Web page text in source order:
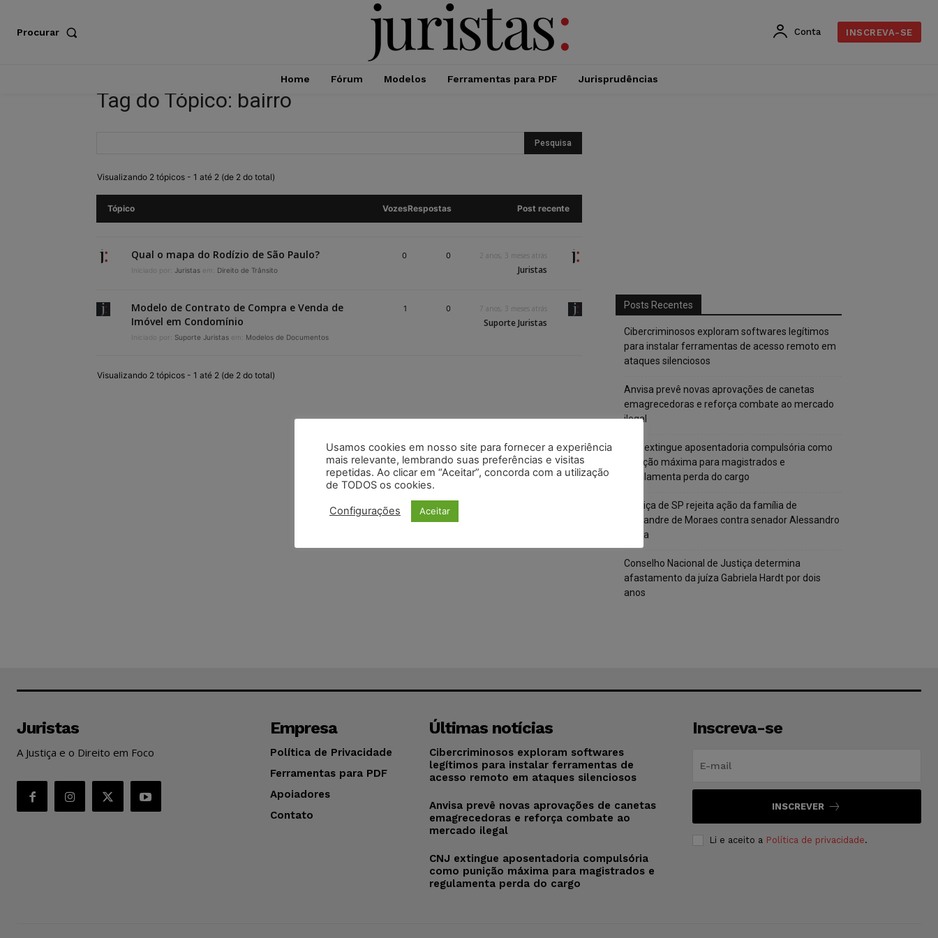
Procurar Conta INSCREVA-SE
Home Fórum Modelos Ferramentas para PDF Jurisprudências
Tag do Tópico: bairro
Visualizando 2 tópicos - 1 até 2 (de 2 do total)
Tópico VozesRespostas Post recente
Qual o mapa do Rodízio de São Paulo?
Iniciado por: Juristas em: Direito de Trânsito
0 0 2 anos, 3 meses atrás
Juristas
Modelo de Contrato de Compra e Venda de
Imóvel em Condomínio
Iniciado por: Suporte Juristas em: Modelos de Documentos
1 0 7 anos, 3 meses atrás
Suporte Juristas
Visualizando 2 tópicos - 1 até 2 (de 2 do total)
Posts Recentes
Cibercriminosos exploram softwares legítimos
para instalar ferramentas de acesso remoto em
ataques silenciosos
Anvisa prevê novas aprovações de canetas
emagrecedoras e reforça combate ao mercado
ilegal
CNJ extingue aposentadoria compulsória como
punição máxima para magistrados e
regulamenta perda do cargo
Justiça de SP rejeita ação da família de
Alexandre de Moraes contra senador Alessandro
Vieira
Conselho Nacional de Justiça determina
afastamento da juíza Gabriela Hardt por dois
anos
Juristas
A Justiça e o Direito em Foco
Empresa
Política de Privacidade
Ferramentas para PDF
Apoiadores
Contato
Últimas notícias
Cibercriminosos exploram softwares
legítimos para instalar ferramentas de
acesso remoto em ataques silenciosos
Anvisa prevê novas aprovações de canetas
emagrecedoras e reforça combate ao
mercado ilegal
CNJ extingue aposentadoria compulsória
como punição máxima para magistrados e
regulamenta perda do cargo
Inscreva-se
INSCREVER
Li e aceito a Política de privacidade.
Usamos cookies em nosso site para fornecer a experiência
mais relevante, lembrando suas preferências e visitas
repetidas. Ao clicar em “Aceitar”, concorda com a utilização
de TODOS os cookies.
Configurações Aceitar